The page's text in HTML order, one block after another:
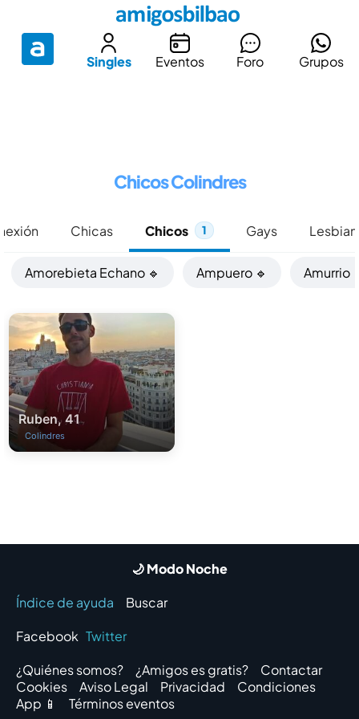
Singles Eventos Foro Grupos
Chicos Colindres
Chicas Chicos 1 Gays
Amorebieta Echano 🔹 Ampuero 🔹 Amurrio
Ruben, 41
Colindres
🌙 Modo Noche
Índice de ayuda
Buscar
Facebook Twitter
¿Quiénes somos?
¿Amigos es gratis?
Contactar
Cookies
Aviso Legal Privacidad
Condiciones
App 📱
Términos eventos